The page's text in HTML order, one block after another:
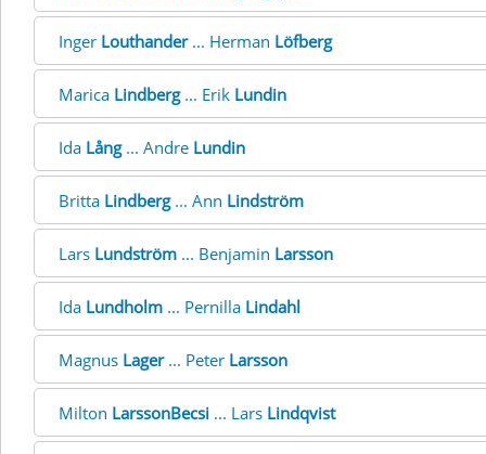
Inger Louthander... Herman Löfberg
Marica Lindberg... Erik Lundin
Ida Lång... Andre Lundin
Britta Lindberg... Ann Lindström
Lars Lundström ... Benjamin Larsson
Ida Lundholm ... Pernilla Lindahl
Magnus Lager... Peter Larsson
Milton LarssonBecsi ... Lars Lindqvist